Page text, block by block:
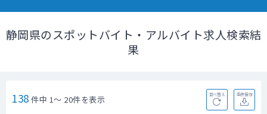
静岡県のスポットバイト・アルバイト求人検索結
果
138 件中 1～ 20件を表示 並べ替え 条件保存